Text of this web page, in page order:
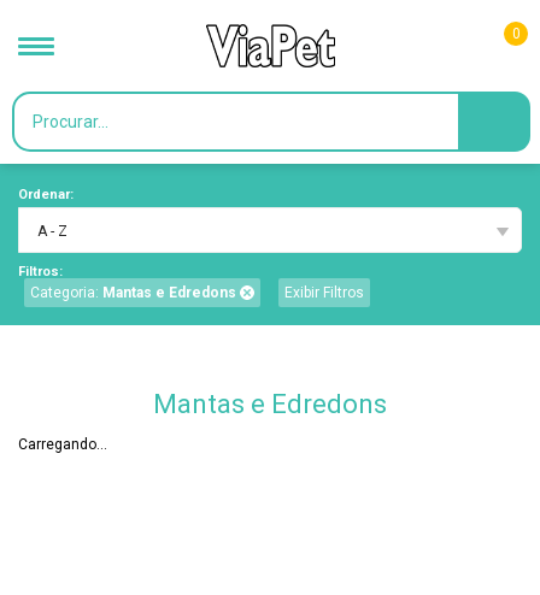
0
Ordenar:
A - Z
Filtros:
Categoria: Mantas e Edredons Exibir Filtros
Mantas e Edredons
Carregando...